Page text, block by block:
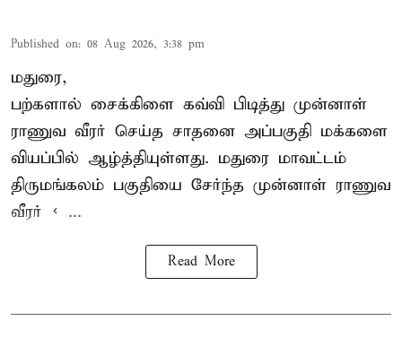
Published on: 08 Aug 2026, 3:38 pm
மதுரை,
பற்களால் சைக்கிளை கவ்வி பிடித்து முன்னாள்
ராணுவ வீரர் செய்த சாதனை அப்பகுதி மக்களை
வியப்பில் ஆழ்த்தியுள்ளது. மதுரை மாவட்டம்
திருமங்கலம் பகுதியை சேர்ந்த முன்னாள் ராணுவ
வீரர் < ...
Read More